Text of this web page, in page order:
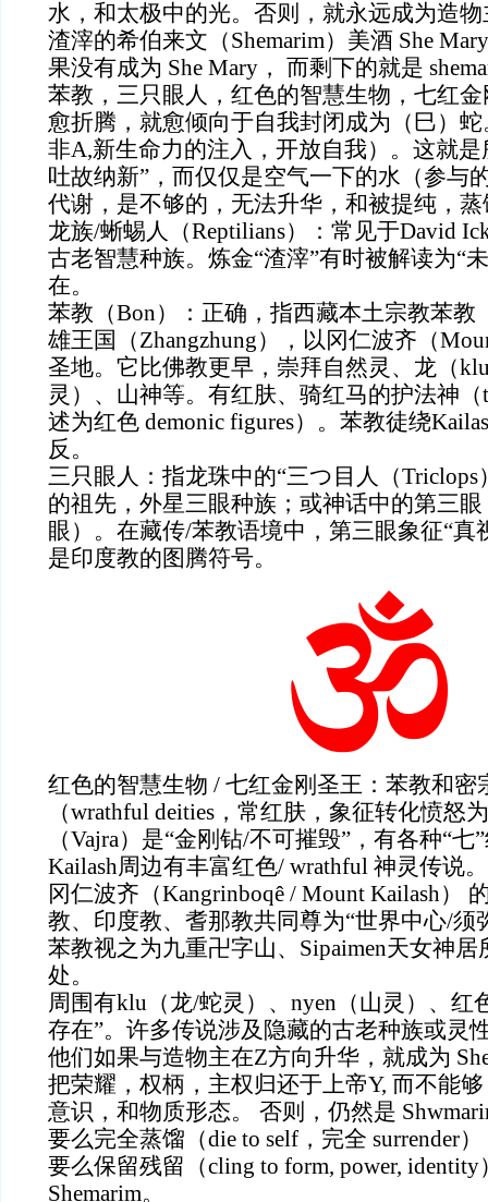
水，和太极中的光。否则，就永远成为造物
渣滓的希伯来文（Shemarim）美酒 She
果没有成为 She Mary， 而剩下的就是
苯教，三只眼人，红色的智慧生物，七红
愈折腾，就愈倾向于自我封闭成为（巳）
非A,新生命力的注入，开放自我）。这就是
吐故纳新”，而仅仅是空气一下的水（参与
代谢，是不够的，无法升华，和被提纯，
龙族/蜥蜴人（Reptilians）：常见于David
古老智慧种族。炼金“渣滓”有时被解读为“
在。
苯教（Bon）：正确，指西藏本土宗教苯教
雄王国（Zhangzhung），以冈仁波齐（
圣地。它比佛教更早，崇拜自然灵、龙（
灵）、山神等。有红肤、骑红马的护法神（
述为红色 demonic figures）。苯教徒绕
反。
三只眼人：指龙珠中的“三つ目人（
的祖先，外星三眼种族；或神话中的第三眼
眼）。在藏传/苯教语境中，第三眼象征“真
是印度教的图腾符号。
红色的智慧生物 / 七红金刚圣王：苯教和密
（wrathful deities，常红肤，象征转化愤怒
（Vajra）是“金刚钻/不可摧毁”，有各种“
Kailash周边有丰富红色/ wrathful 神灵传说。
冈仁波齐（Kangrinboqê / Mount Kailash）
教、印度教、耆那教共同尊为“世界中心/须
苯教视之为九重卍字山、Sipaimen天女神居
处。
周围有klu（龙/蛇灵）、nyen（山灵）、红
存在”。许多传说涉及隐藏的古老种族或灵
他们如果与造物主在Z方向升华，就成为
把荣耀，权柄，主权归还于上帝Y, 而不能
意识，和物质形态。 否则，仍然是
要么完全蒸馏（die to self，完全 surrender
要么保留残留（cling to form, power,
Shemarim。